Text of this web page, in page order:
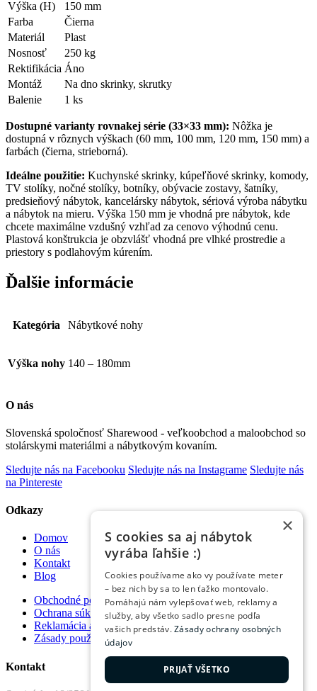
Výška (H)
150 mm
Farba
Čierna
Materiál
Plast
Nosnosť
250 kg
Rektifikácia Áno
Montáž
Na dno skrinky, skrutky
Balenie
1 ks
Dostupné varianty rovnakej série (33×33 mm): Nôžka je
dostupná v rôznych výškach (60 mm, 100 mm, 120 mm, 150 mm) a
farbách (čierna, strieborná).
Ideálne použitie: Kuchynské skrinky, kúpeľňové skrinky, komody,
TV stolíky, nočné stolíky, botníky, obývacie zostavy, šatníky,
predsieňový nábytok, kancelársky nábytok, sériová výroba nábytku
a nábytok na mieru. Výška 150 mm je vhodná pre nábytok, kde
chcete maximálne vzdušný vzhľad za cenovo výhodnú cenu.
Plastová konštrukcia je obzvlášť vhodná pre vlhké prostredie a
priestory s podlahovým kúrením.
Ďalšie informácie
Kategória Nábytkové nohy
Výška nohy 140 – 180mm
O nás
Slovenská spoločnosť Sharewood - veľkoobchod a maloobchod so
stolárskymi materiálmi a nábytkovým kovaním.
Sledujte nás na Facebooku Sledujte nás na Instagrame Sledujte nás
na Pintereste
Odkazy
Domov
O nás
Kontakt
Blog
Obchodné podmienky
Ochrana súkromia
Reklamácia a vrátenie tovaru
Zásady používania súborov cookie
Kontakt
×
S cookies sa aj nábytok
vyrába ľahšie :)
Cookies používame ako vy používate meter
– bez nich by sa to len ťažko montovalo.
Pomáhajú nám vylepšovať web, reklamy a
služby, aby všetko sadlo presne podľa
vašich predstáv.Zásady ochrany osobných
údajov
PRIJAŤ VŠETKO